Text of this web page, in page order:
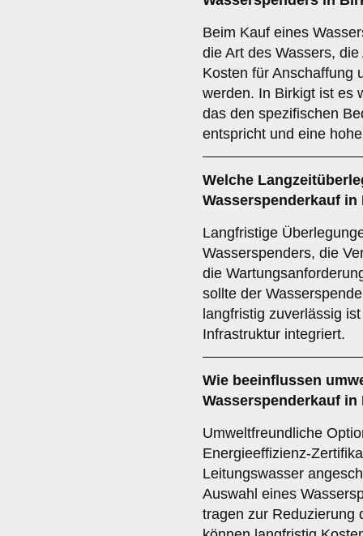
Beim Kauf eines
die Art des Wassers,
Kosten für Anschaffung
werden. In Birkigt ist es
das den spezifischen
entspricht und eine
Welche
Wasserspenderkauf
Langfristige
Wasserspenders, die
die
sollte der
langfristig zuverlässig
Infrastruktur integriert.
Wie beeinflussen
Wasserspenderkauf
Umweltfreundliche
Energieeffizienz-
Leitungswasser
Auswahl eines
tragen zur Reduzierung